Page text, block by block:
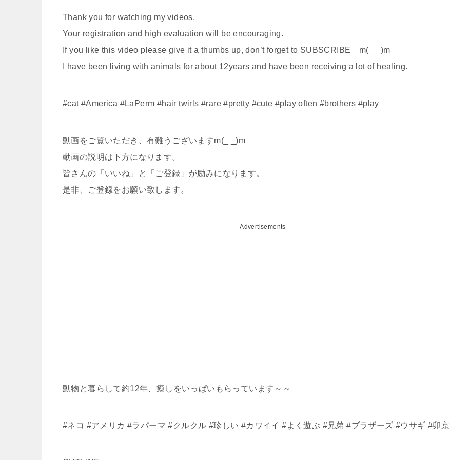
Thank you for watching my videos.
Your registration and high evaluation will be encouraging.
If you like this video please give it a thumbs up, don’t forget to SUBSCRIBE m(_ _)m
I have been living with animals for about 12years and have been receiving a lot of healing.
#cat #America #LaPerm #hair twirls #rare #pretty #cute #play often #brothers #play
動画をご覧いただき、有難うございますm(_ _)m
動画の説明は下方になります。
皆さんの「いいね」と「ご登録」が励みになります。
是非、ご登録をお願い致します。
Advertisements
動物と暮らして約12年、癒しをいっぱいもらっています～～
#ネコ #アメリカ #ラパーマ #クルクル #珍しい #カワイイ #よく遊ぶ #兄弟 #ブラザーズ #ウサギ #卯京